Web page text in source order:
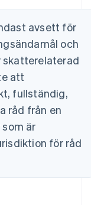
avsett för
och
skatterelaterad
att
fullständig,
råd från en
är
för råd